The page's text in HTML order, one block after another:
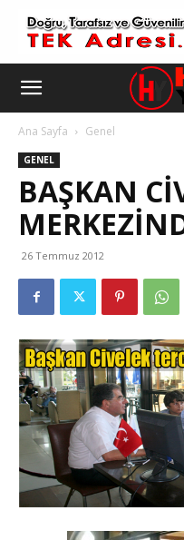
Ana Sayfa Genel
GENEL
BAŞKAN
26 Temmuz 2012